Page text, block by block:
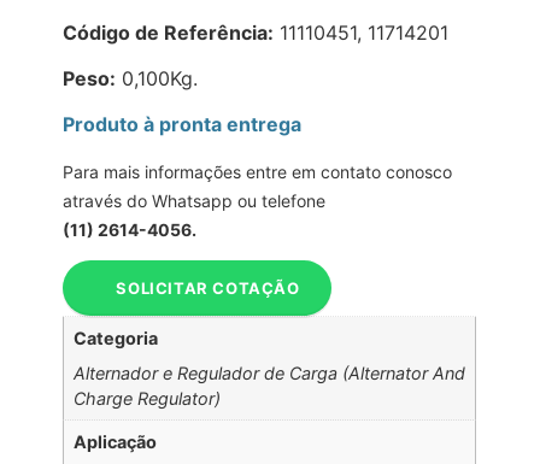
Código de Referência: 11110451, 11714201
Peso: 0,100Kg.
Produto à pronta entrega
Para mais informações entre em contato conosco
através do Whatsapp ou telefone
(11) 2614-4056.
SOLICITAR COTAÇÃO
Categoria
Alternador e Regulador de Carga (Alternator And
Charge Regulator)
Aplicação